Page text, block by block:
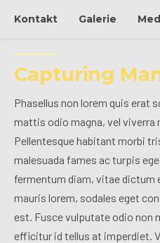
Kontakt Galerie
Capturing
Phasellus non lorem quis erat
mattis odio magna, vel viverra
Pellentesque habitant morbi
malesuada fames ac turpis
fermentum diam, vitae dictum
mauris lorem, sodales eget
est. Fusce vulputate odio non
efficitur id tellus at imperdiet.